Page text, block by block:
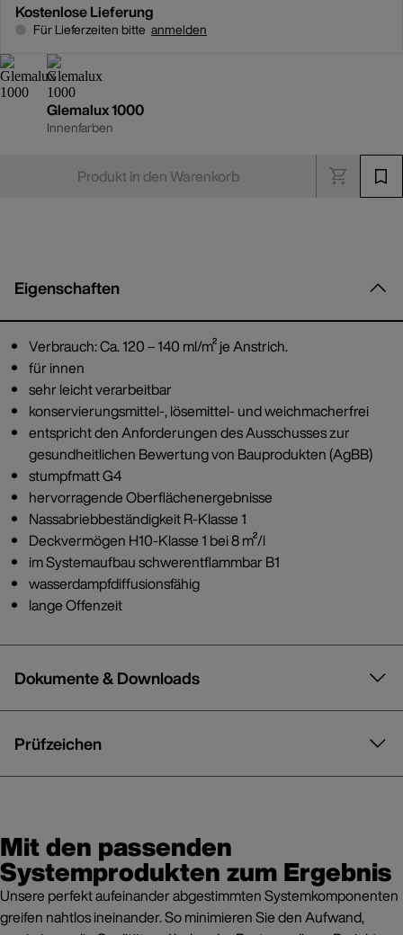
Kostenlose Lieferung
Für Lieferzeiten bitte anmelden
Glemalux 1000
Innenfarben
Produkt in den Warenkorb
Eigenschaften
Verbrauch: Ca. 120 – 140 ml/m² je Anstrich.
für innen
sehr leicht verarbeitbar
konservierungsmittel-, lösemittel- und weichmacherfrei
entspricht den Anforderungen des Ausschusses zur
gesundheitlichen Bewertung von Bauprodukten (AgBB)
stumpfmatt G4
hervorragende Oberflächenergebnisse
Nassabriebbeständigkeit R-Klasse 1
Deckvermögen H10-Klasse 1 bei 8 m²/l
im Systemaufbau schwerentflammbar B1
wasserdampfdiffusionsfähig
lange Offenzeit
Dokumente & Downloads
Prüfzeichen
Mit den passenden
Systemprodukten zum Ergebnis
Unsere perfekt aufeinander abgestimmten Systemkomponenten
greifen nahtlos ineinander. So minimieren Sie den Aufwand,